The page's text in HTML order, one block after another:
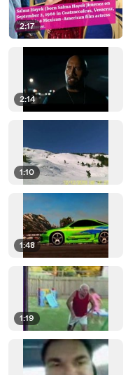
2:17
2:14
1:10
1:48
1:19